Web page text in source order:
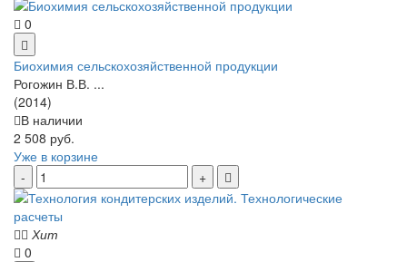
0
Биохимия сельскохозяйственной продукции
Рогожин В.В. ...
(2014)
В наличии
2 508 руб.
Уже в корзине
Хит
0